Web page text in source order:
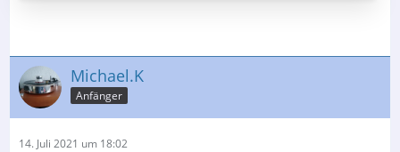
Michael.K
Anfänger
14. Juli 2021 um 18:02